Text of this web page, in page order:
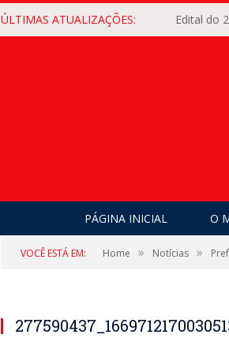
ÚLTIMAS ATUALIZAÇÕES: Edital do
PÁGINA INICIAL O
VOCÊ ESTÁ EM: Home » Notícias »